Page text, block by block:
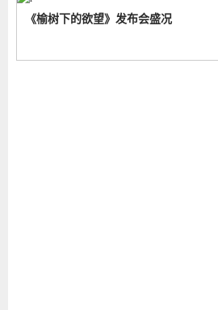
《榆树下的欲望》发布会盛况